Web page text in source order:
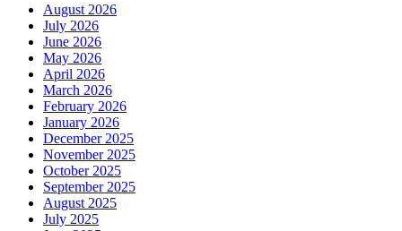
August 2026
July 2026
June 2026
May 2026
April 2026
March 2026
February 2026
January 2026
December 2025
November 2025
October 2025
September 2025
August 2025
July 2025